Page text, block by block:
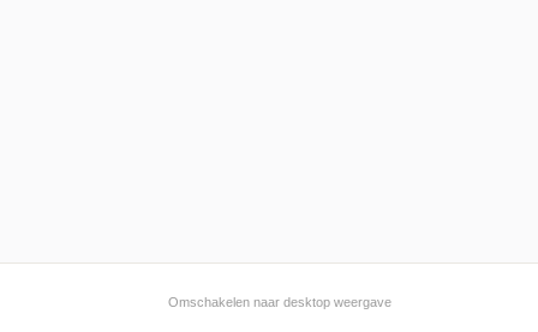
Omschakelen naar desktop weergave